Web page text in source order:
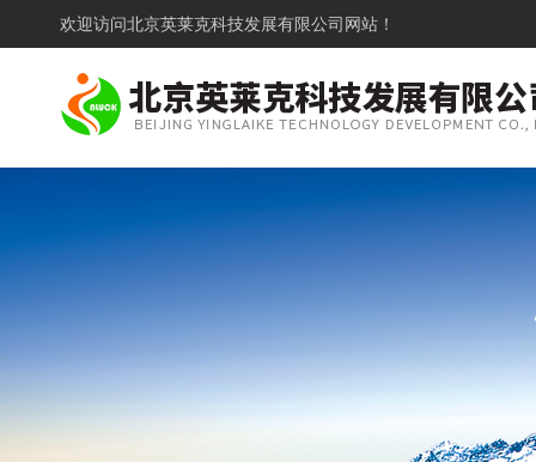
欢迎访问北京英莱克科技发展有限公司网站！